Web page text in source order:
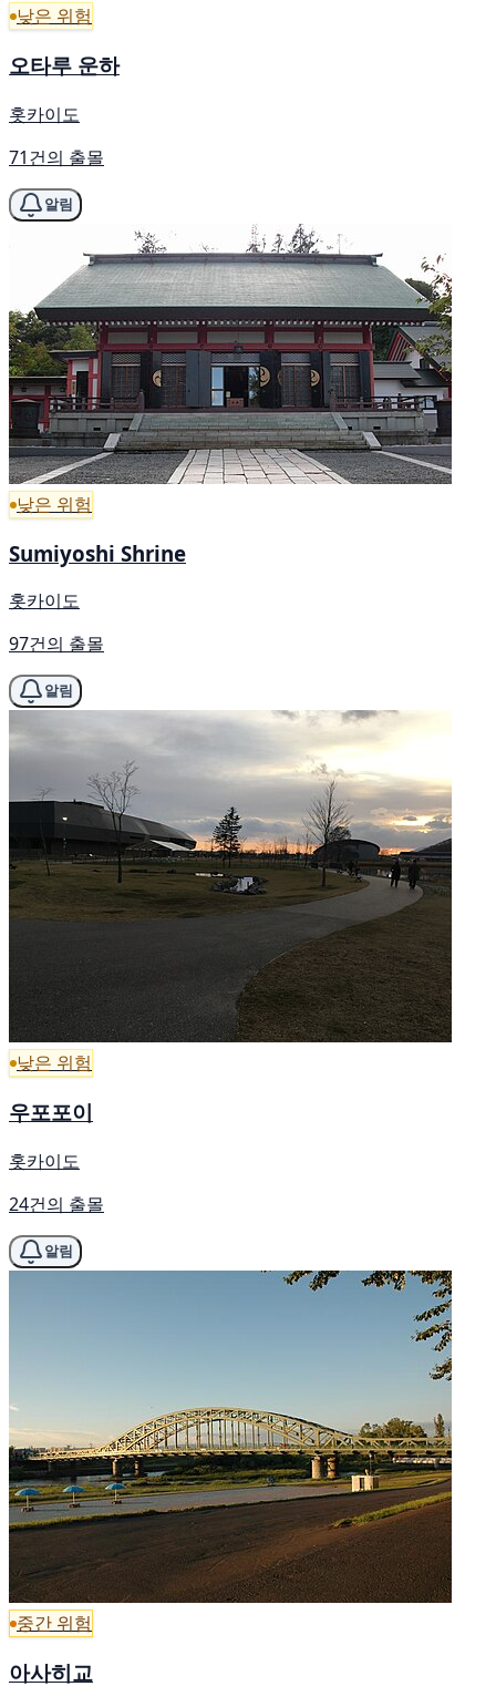
낮은 위험
오타루 운하
홋카이도
71건의 출몰
알림
낮은 위험
Sumiyoshi Shrine
홋카이도
97건의 출몰
알림
낮은 위험
우포포이
홋카이도
24건의 출몰
알림
중간 위험
아사히교